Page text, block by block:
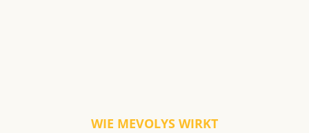
WIE MEVOLYS WIRKT